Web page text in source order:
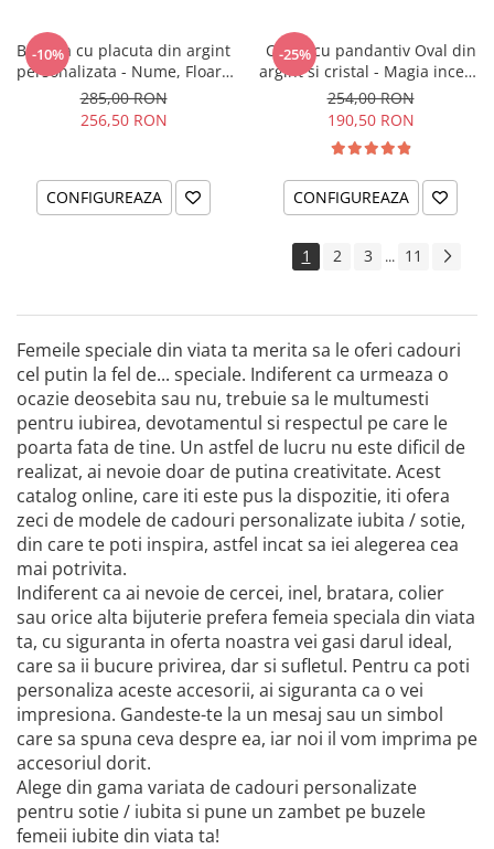
-10%
Bratara cu placuta din argint
personalizata - Nume, Floare
& Cristal
285,00 RON
256,50 RON
CONFIGUREAZA
-25%
Colier cu pandantiv Oval din
argint si cristal - Magia incepe
cu tine
254,00 RON
190,50 RON
CONFIGUREAZA
1 2 3 ... 11
Femeile speciale din viata ta merita sa le oferi cadouri
cel putin la fel de... speciale. Indiferent ca urmeaza o
ocazie deosebita sau nu, trebuie sa le multumesti
pentru iubirea, devotamentul si respectul pe care le
poarta fata de tine. Un astfel de lucru nu este dificil de
realizat, ai nevoie doar de putina creativitate. Acest
catalog online, care iti este pus la dispozitie, iti ofera
zeci de modele de cadouri personalizate iubita / sotie,
din care te poti inspira, astfel incat sa iei alegerea cea
mai potrivita.
Indiferent ca ai nevoie de cercei, inel, bratara, colier
sau orice alta bijuterie prefera femeia speciala din viata
ta, cu siguranta in oferta noastra vei gasi darul ideal,
care sa ii bucure privirea, dar si sufletul. Pentru ca poti
personaliza aceste accesorii, ai siguranta ca o vei
impresiona. Gandeste-te la un mesaj sau un simbol
care sa spuna ceva despre ea, iar noi il vom imprima pe
accesoriul dorit.
Alege din gama variata de cadouri personalizate
pentru sotie / iubita si pune un zambet pe buzele
femeii iubite din viata ta!